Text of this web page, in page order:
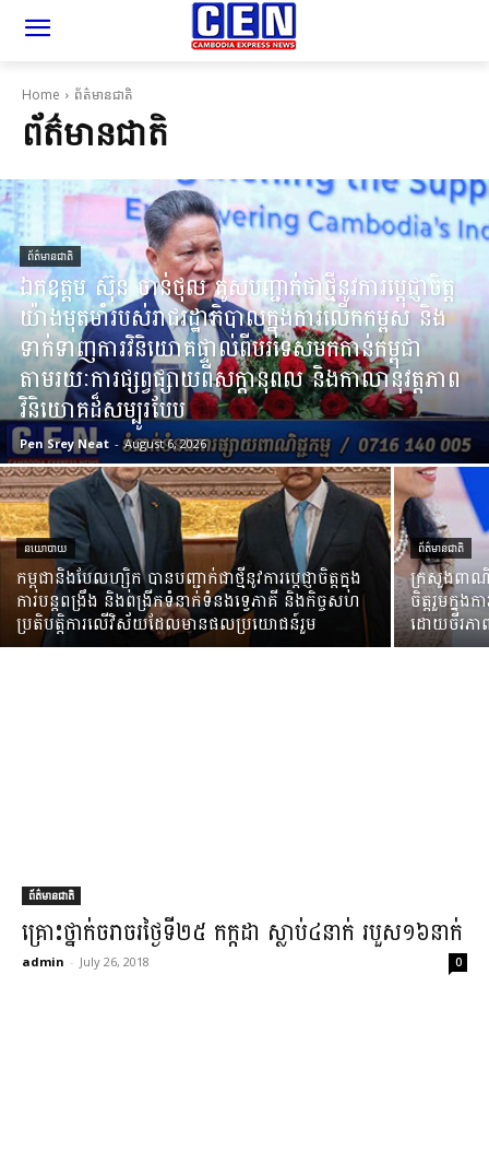
Home ព័ត៌មានជាតិ
ព័ត៌មានជាតិ
ព័ត៌មានជាតិ
ឯកឧត្តម ស៊ុន ចាន់ថុល គូសបញ្ជាក់ជាថ្មីនូវការប្តេជ្ញាចិត្ត
យ៉ាងមុតមាំរបស់រាជរដ្ឋាភិបាលក្នុងការលើកកម្ពស់ និង
ទាក់ទាញការវិនិយោគផ្ទាល់ពីបរទេសមកកាន់កម្ពុជា
តាមរយៈការផ្សព្វផ្សាយពីសក្ដានុពល និងកាលានុវត្តភាព
វិនិយោគដ៏សម្បូរបែប
Pen Srey Neat - August 6, 2026
នយោបាយ
កម្ពុជានិងបែលហ្ស៊ិក បានបញ្ជាក់ជាថ្មីនូវការប្តេជ្ញាចិត្តក្នុង
ការបន្តពង្រឹង និងពង្រីកទំនាក់ទំនងទ្វេភាគី និងកិច្ចសហ
ប្រតិបត្តិការលើវិស័យដែលមានផលប្រយោជន៍រួម
ព័ត៌មានជាតិ
ក្រសួងពាណិជ្
ចិត្តរួមក្នុ
ដោយចីរភា
ព័ត៌មានជាតិ
​គ្រោះថ្នាក់​ចរាចរ​ថ្ងៃទី​២៥ កក្កដា ស្លាប់​៤​នាក់ របួស​១៦​នាក់​
admin - July 26, 2018 0